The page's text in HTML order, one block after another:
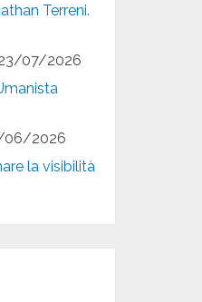
Terreni.
07/2026
06/2026
la visibilità